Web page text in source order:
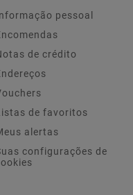
pessoal
de crédito
de favoritos
alertas
configurações de